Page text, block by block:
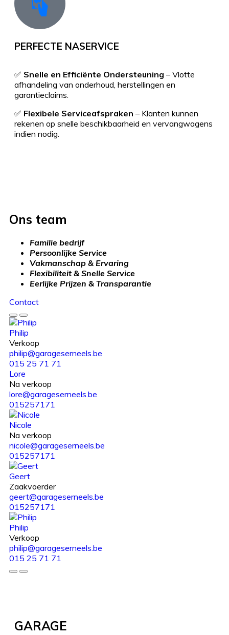
PERFECTE NASERVICE
✅ Snelle en Efficiënte Ondersteuning – Vlotte
afhandeling van onderhoud, herstellingen en
garantieclaims.
✅ Flexibele Serviceafspraken – Klanten kunnen
rekenen op snelle beschikbaarheid en vervangwagens
indien nodig.
Ons team
Familie bedrijf
Persoonlijke Service
Vakmanschap & Ervaring
Flexibiliteit & Snelle Service
Eerlijke Prijzen & Transparantie
Contact
Philip
Verkoop
philip@garageserneels.be
015 25 71 71
Lore
Na verkoop
lore@garageserneels.be
015257171
Nicole
Na verkoop
nicole@garageserneels.be
015257171
Geert
Zaakvoerder
geert@garageserneels.be
015257171
Philip
Verkoop
philip@garageserneels.be
015 25 71 71
GARAGE